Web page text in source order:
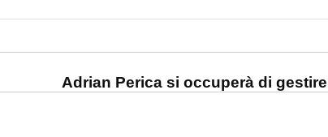
Adrian Perica si occuperà di